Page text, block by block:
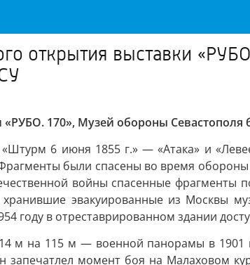
открытия выставки
170», Музей обороны Севастополя
6 июня 1855 г.» — «Атака» и
были спасены во время
войны спасенные фрагменты
хранившие эвакуированные из Москвы
году в отреставрированном здании
м на 115 м — военной панорамы в 1901
запечатлел момент боя на Малаховом